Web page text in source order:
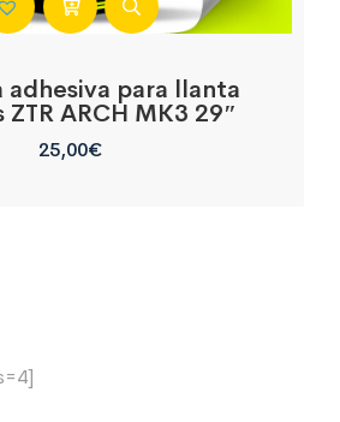
adhesiva para llanta
ARCH MK3 29″
25,00€